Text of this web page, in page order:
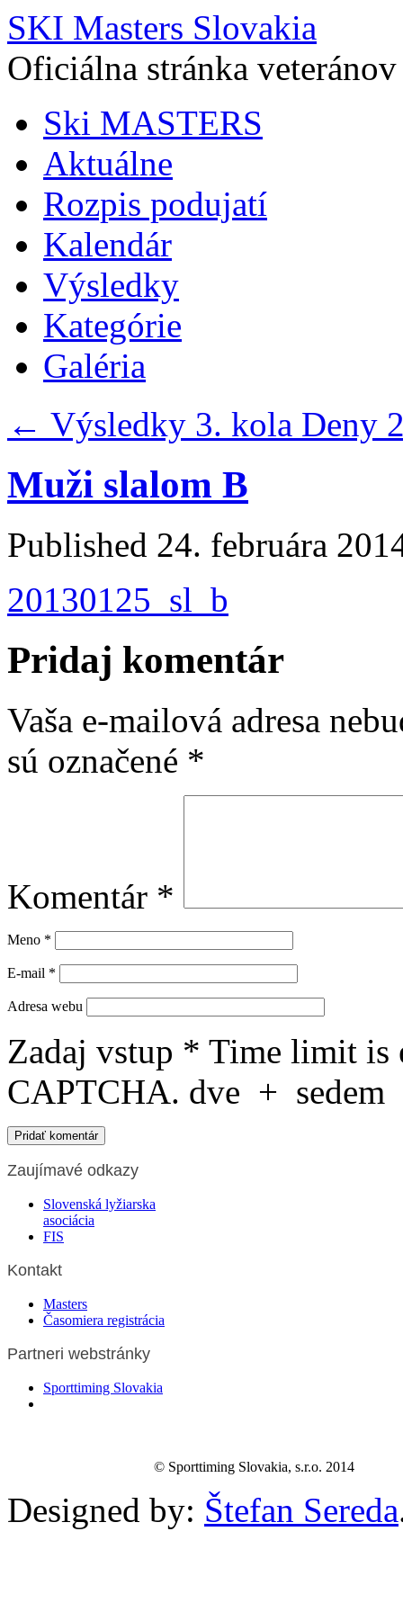
SKI Masters Slovakia
Oficiálna stránka
Ski MASTERS
Aktuálne
Rozpis podujatí
Kalendár
Výsledky
Kategórie
Galéria
← Výsledky 3. kola Deny
Muži slalom B
Published 24. februára
20130125_sl_b
Pridaj komentár
Vaša e-mailová adresa
sú označené *
Komentár *
Meno *
E-mail *
Adresa webu
Zadaj vstup * Time limit is
CAPTCHA. dve + sedem
Zaujímavé odkazy
Slovenská lyžiarska
asociácia
FIS
Kontakt
Masters
Časomiera registrácia
Partneri webstránky
Sporttiming Slovakia
© Sporttiming Slovakia, s.r.o. 2014
Designed by: Štefan Sereda